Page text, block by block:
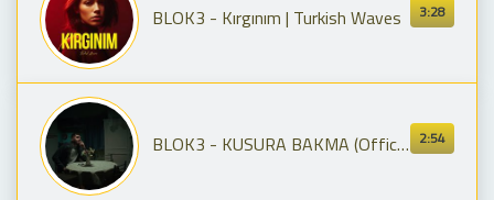
3:28
BLOK3 - Kırgınım | Turkish Waves
2:54
BLOK3 - KUSURA BAKMA (Official Music Video)